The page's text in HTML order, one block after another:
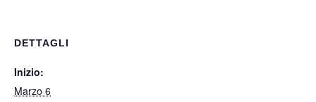
DETTAGLI
Inizio:
Marzo 6